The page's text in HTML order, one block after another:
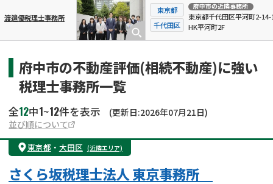
渡邉優税理士事務所
東京都
千代田区
府中市の近隣事務所
東京都千代田区平河町2-14-
HK平河町2F
府中市の不動産評価(相続不動産)に強い
税理士事務所一覧
全12中1~12件を表示
(更新日:2026年07月21日)
並び順について
東京都 ・ 大田区 (近隣エリア)
さくら坂税理士法人 東京事務所